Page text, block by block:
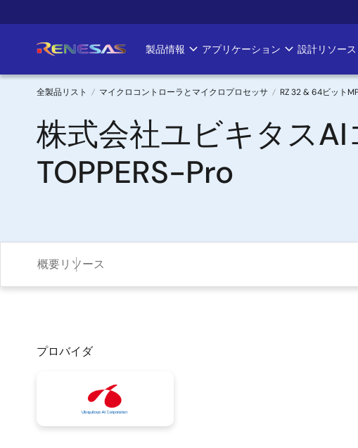
イ
ン
Main
navigation
製品情報 アプリケーション 設計リソース
パ
ン
く
全製品リスト マイクロコントローラとマイクロプロセッサ RZ 32 & 64ビット
株式会社ユビキタス
TOPPERS-Pro
概要リソース
プロバイダ